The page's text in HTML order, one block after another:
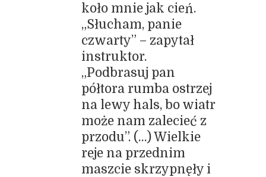
koło mnie jak cień.
„Słucham, panie
czwarty” – zapytał
instruktor.
„Podbrasuj pan
półtora rumba ostrzej
na lewy hals, bo wiatr
może nam zalecieć z
przodu”. (…) Wielkie
reje na przednim
maszcie skrzypnęły i